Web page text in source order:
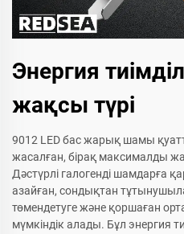
Энергия
жақсы түрі
9012 LED бас жарық шамы
жасалған, бірақ максималды
Дәстүрлі галогенді шамдарға
азайған, сондықтан
төмендетуге және қоршаған
мүмкіндік алады. Бұл энергия